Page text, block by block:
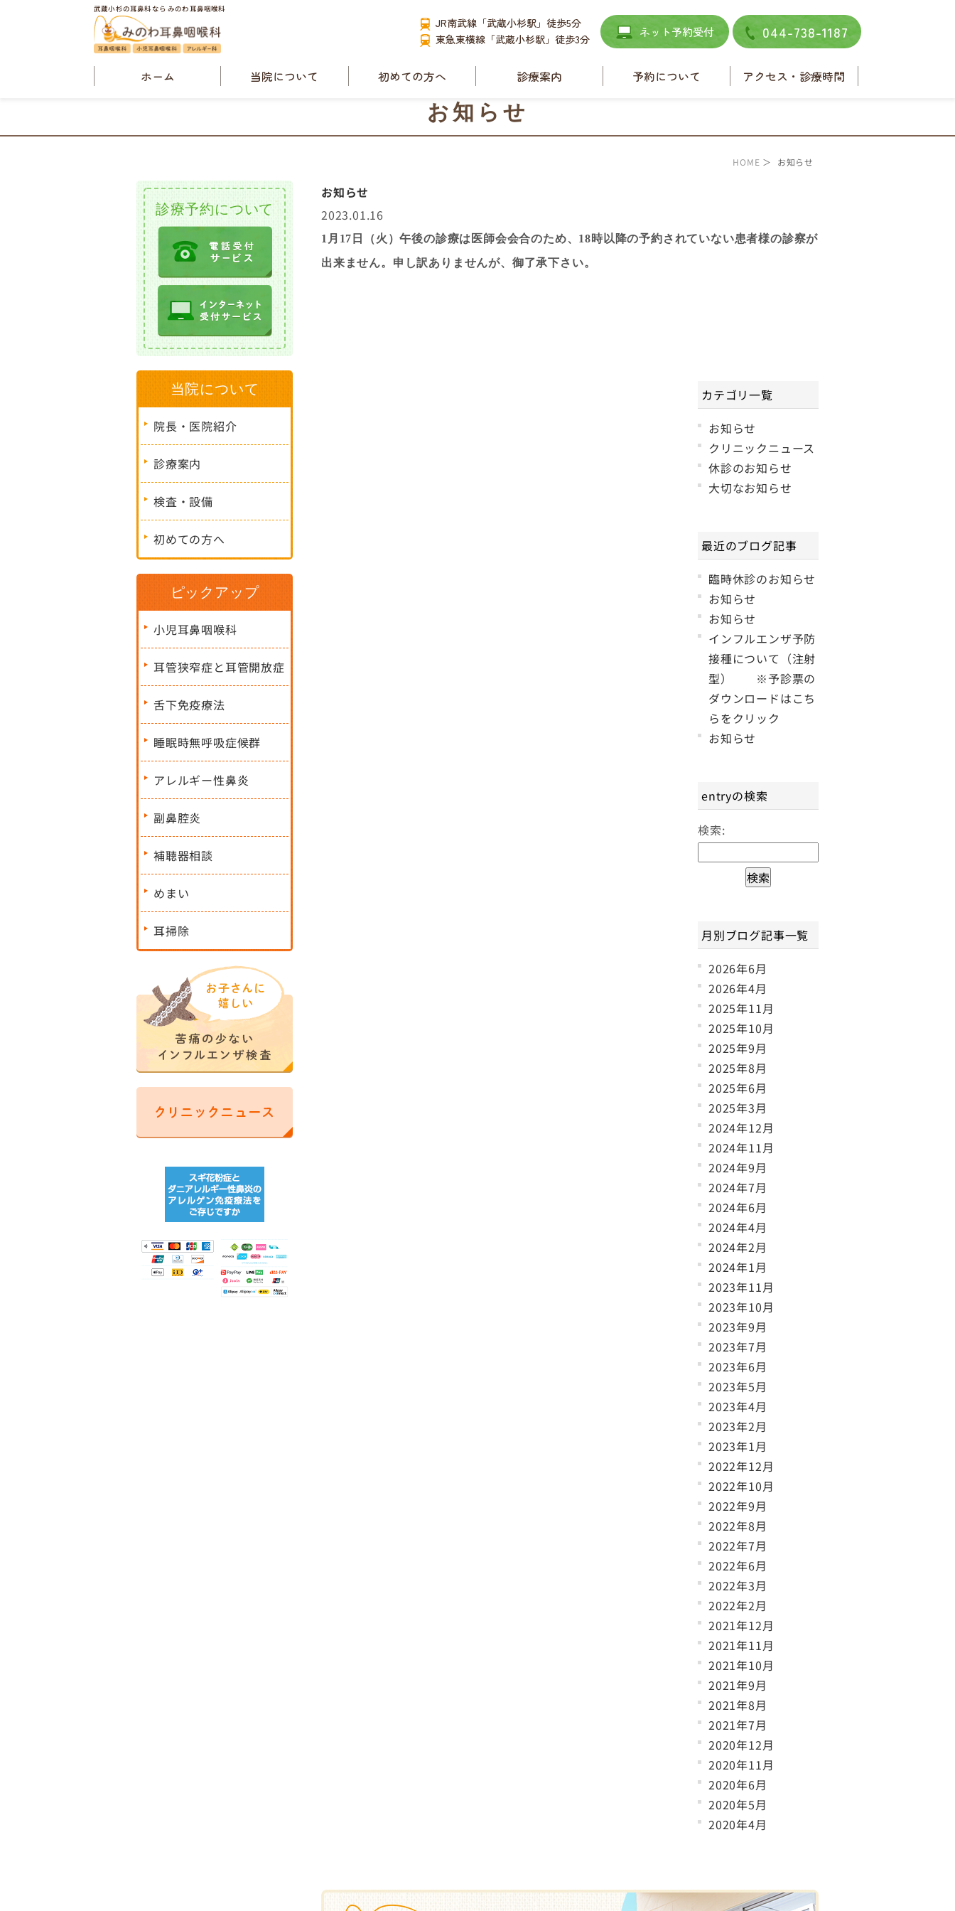
武蔵小杉の耳鼻科なら みのわ耳鼻咽喉科
JR南武線「武蔵小杉駅」徒歩5分
東急東横線「武蔵小杉駅」徒歩3分
ネット予約受付 044-738-1187
ホーム
当院について
クリニックニュース
初めての方へ
診療案内
小児耳鼻咽喉科
耳管狭窄症と耳管開
副鼻腔炎
予約について
アクセス・診療時間
お知らせ
HOME ＞ お知らせ
お知らせ
2023.01.16
1 月17日（火）午後の診療は医師会会合のため、18時以降の予約されていない患者様の診察が
出来ません。申し訳ありませんが、御了承下さい。
カテゴリ一覧
お知らせ
クリニックニュース
休診のお知らせ
大切なお知らせ
最近のブログ記事
臨時休診のお知らせ
お知らせ
お知らせ
インフルエンザ予防
接種について（注射
型） ※予診票の
ダウンロードはこち
らをクリック
お知らせ
entryの検索
検索:
月別ブログ記事一覧
2026年6月
2026年4月
2025年11月
2025年10月
2025年9月
2025年8月
2025年6月
2025年3月
2024年12月
2024年11月
2024年9月
2024年7月
2024年6月
2024年4月
2024年2月
2024年1月
2023年11月
2023年10月
2023年9月
2023年7月
2023年6月
2023年5月
2023年4月
2023年2月
2023年1月
2022年12月
2022年10月
2022年9月
2022年8月
2022年7月
2022年6月
2022年3月
2022年2月
2021年12月
2021年11月
2021年10月
2021年9月
2021年8月
2021年7月
2020年12月
2020年11月
2020年6月
2020年5月
2020年4月
診療予約について
当院について
院長・医院紹介
診療案内
検査・設備
初めての方へ
ピックアップ
小児耳鼻咽喉科
耳管狭窄症と耳管開放症
舌下免疫療法
睡眠時無呼吸症候群
アレルギー性鼻炎
副鼻腔炎
補聴器相談
めまい
耳掃除